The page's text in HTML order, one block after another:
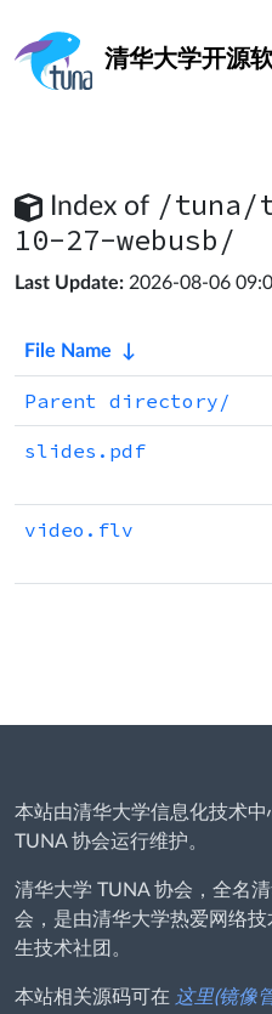
清华大学开源
Index of /tuna/
10-27-webusb/
Last Update: 2026-08-06
File Name ↓
Parent directory/
slides.pdf
video.flv
本站由清华大学信息化技术
TUNA 协会运行维护。
清华大学 TUNA 协会，全名
会，是由清华大学热爱网络
生技术社团。
本站相关源码可在 这里(镜像